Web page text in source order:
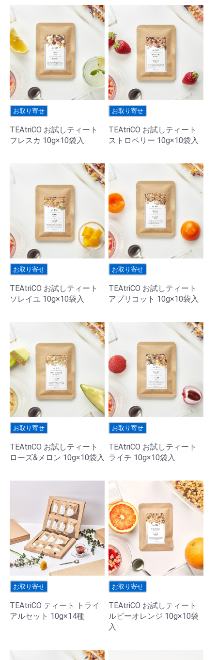
お取り寄せ
TEAtriCO お試しティート
フレスカ 10g×10袋入
お取り寄せ
TEAtriCO お試しティート
ストロベリー 10g×10袋入
お取り寄せ
TEAtriCO お試しティート
ソレイユ 10g×10袋入
お取り寄せ
TEAtriCO お試しティート
アプリコット 10g×10袋入
お取り寄せ
TEAtriCO お試しティート
ローズ&メロン 10g×10袋入
お取り寄せ
TEAtriCO お試しティート
ライチ 10g×10袋入
お取り寄せ
TEAtriCO ティート トライ
アルセット 10g×14種
お取り寄せ
TEAtriCO お試しティート
ルビーオレンジ 10g×10袋
入